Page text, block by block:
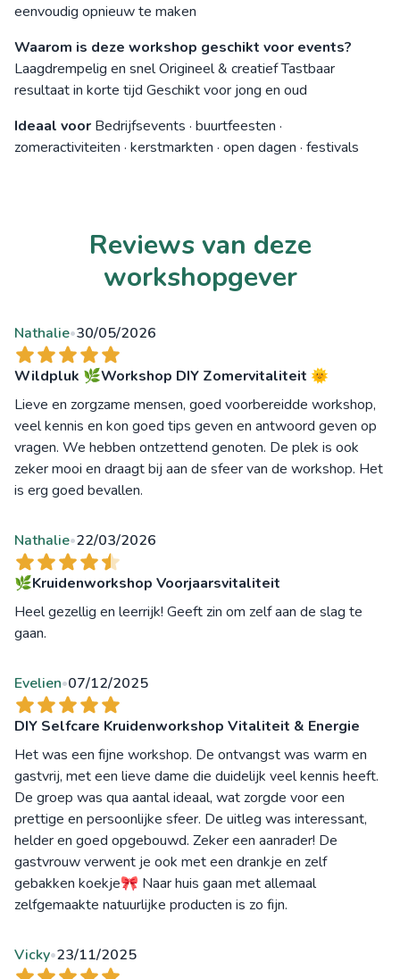
eenvoudig opnieuw te maken
Waarom is deze workshop geschikt voor events?
Laagdrempelig en snel Origineel & creatief Tastbaar
resultaat in korte tijd Geschikt voor jong en oud
Ideaal voor Bedrijfsevents · buurtfeesten ·
zomeractiviteiten · kerstmarkten · open dagen · festivals
Reviews van deze
workshopgever
Nathalie•30/05/2026
Wildpluk 🌿Workshop DIY Zomervitaliteit 🌞
Lieve en zorgzame mensen, goed voorbereidde workshop,
veel kennis en kon goed tips geven en antwoord geven op
vragen. We hebben ontzettend genoten. De plek is ook
zeker mooi en draagt bij aan de sfeer van de workshop. Het
is erg goed bevallen.
Nathalie•22/03/2026
🌿Kruidenworkshop Voorjaarsvitaliteit
Heel gezellig en leerrijk! Geeft zin om zelf aan de slag te
gaan.
Evelien•07/12/2025
DIY Selfcare Kruidenworkshop Vitaliteit & Energie
Het was een fijne workshop. De ontvangst was warm en
gastvrij, met een lieve dame die duidelijk veel kennis heeft.
De groep was qua aantal ideaal, wat zorgde voor een
prettige en persoonlijke sfeer. De uitleg was interessant,
helder en goed opgebouwd. Zeker een aanrader! De
gastvrouw verwent je ook met een drankje en zelf
gebakken koekje🎀 Naar huis gaan met allemaal
zelfgemaakte natuurlijke producten is zo fijn.
Vicky•23/11/2025